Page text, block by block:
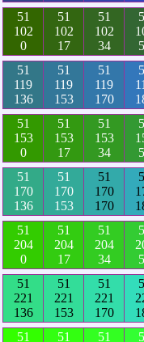
51
102
0
51
102
17
51
102
34
51
119
136
51
119
153
51
119
170
51
153
0
51
153
17
51
153
34
51
170
136
51
170
153
51
170
170
51
204
0
51
204
17
51
204
34
51
221
136
51
221
153
51
221
170
51
51
51